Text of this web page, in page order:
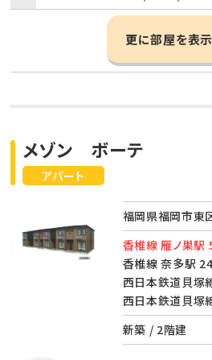
更に部屋を表示
アパート
メゾン ボーテ
福岡県福岡市東
香椎線 雁ノ巣駅
香椎線 奈多駅
西日本鉄道貝塚
西日本鉄道貝塚
新築 / 2階建